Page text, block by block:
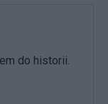
do historii.